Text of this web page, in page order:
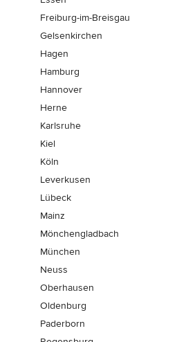
Freiburg-im-Breisgau
Gelsenkirchen
Hagen
Hamburg
Hannover
Herne
Karlsruhe
Kiel
Köln
Leverkusen
Lübeck
Mainz
Mönchen­gladbach
München
Neuss
Oberhausen
Oldenburg
Paderborn